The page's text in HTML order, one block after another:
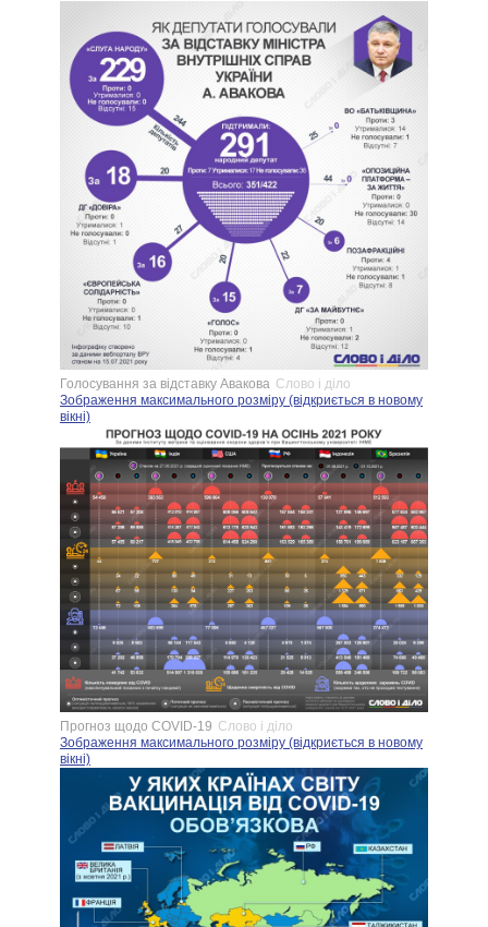
Голосування за відставку Авакова Слово і діло
Зображення максимального розміру (відкриється в новому
вікні)
Прогноз щодо COVID-19 Слово і діло
Зображення максимального розміру (відкриється в новому
вікні)